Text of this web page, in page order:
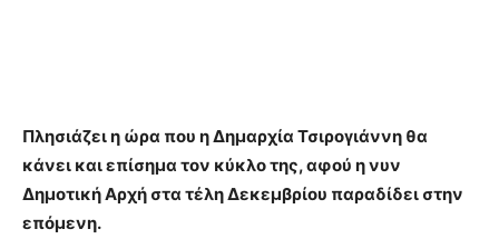
Πλησιάζει η ώρα που η Δημαρχία Τσιρογιάννη θα
κάνει και επίσημα τον κύκλο της, αφού η νυν
Δημοτική Αρχή στα τέλη Δεκεμβρίου παραδίδει στην
επόμενη.